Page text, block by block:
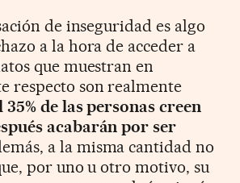
de inseguridad es algo
a la hora de acceder a
que muestran en
respecto son realmente
35% de las personas creen
acabarán por ser
a la misma cantidad no
por uno u otro motivo, su